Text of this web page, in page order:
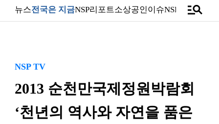
뉴스전국은 지금NSP리포트소상공인이슈NSPTVmanage_search
NSP TV
2013 순천만국제정원박람회
‘천년의 역사와 자연을 품은